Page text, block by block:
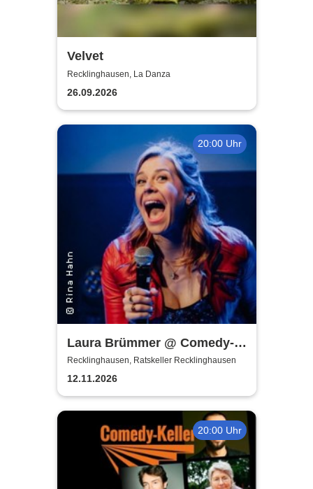
Velvet
Recklinghausen, La Danza
26.09.2026
20:00 Uhr
Laura Brümmer @ Comedy-
Keller | Hochgestapelt
Recklinghausen, Ratskeller Recklinghausen
12.11.2026
20:00 Uhr